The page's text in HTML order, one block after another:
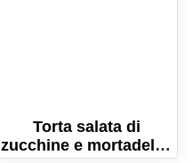
Torta salata di
zucchine e mortadella.